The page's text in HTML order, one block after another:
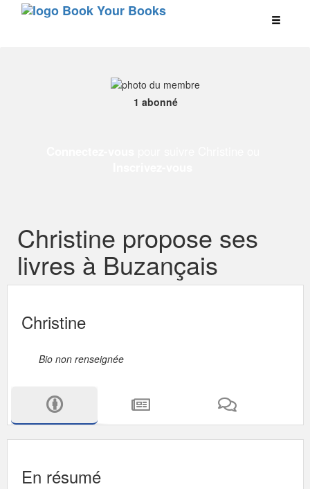
1 abonné
Christine propose ses
livres à Buzançais
Christine
Bio non renseignée
En résumé